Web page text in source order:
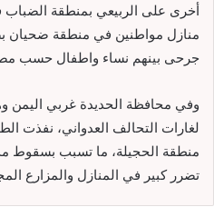
أخرى على الربيعي بمنطقة الضباب
منازل مواطنين في منطقة ضحيان
جرحى بينهم نساء واطفال حسب
وفي محافظة الحديدة غربي اليمن
لغارات التحالف العدواني، نفذت
منطقة الحجيلة، ما تسبب بسقوط
تضرر كبير في المنازل والمزارع